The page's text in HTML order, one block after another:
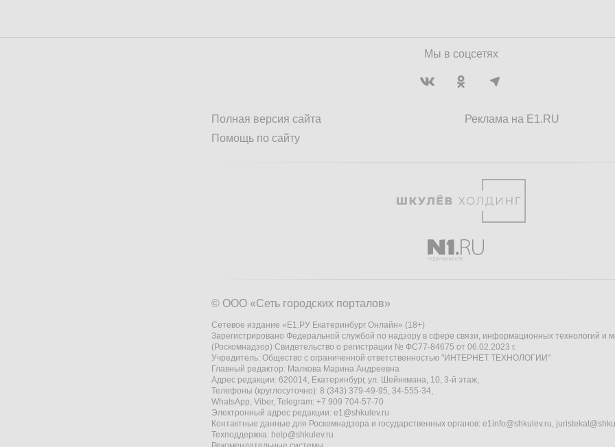
Мы в соцсетях
Полная версия сайта
Помощь по сайту
Реклама на E1.RU
© ООО «Сеть городских порталов»
Сетевое издание «Е1.РУ Екатеринбург Онлайн» (18+)
Зарегистрировано Федеральной службой по надзору в сфере связи, информационных технологий и
(Роскомнадзор) Свидетельство о регистрации № ФС77-84675 от 06.02.2023 г.
Учредитель: Общество с ограниченной ответственностью "ИНТЕРНЕТ ТЕХНОЛОГИИ"
Главный редактор: Малкова Марина Андреевна
Адрес редакции: 620014, Екатеринбург, ул. Шейнкмана, 10, 3-й этаж,
Телефоны (круглосуточно): 8 (343) 379-49-95, 34-555-34,
WhatsApp, Viber, Telegram: +7 909 704-57-70
Электронный адрес редакции: e1@shkulev.ru
Контактные данные для Роскомнадзора и государственных органов: e1info@shkulev.ru,
Техподдержка: help@shkulev.ru